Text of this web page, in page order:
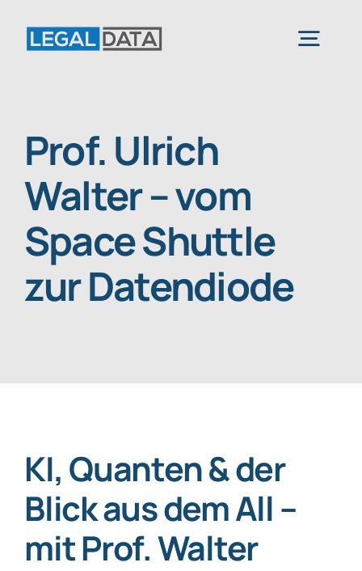
Services
Branchen
Software
Jetzt absichern
Prof. Ulrich
Walter – vom
Space Shuttle
zur Datendiode
KI, Quanten & der
Blick aus dem All –
mit Prof. Walter